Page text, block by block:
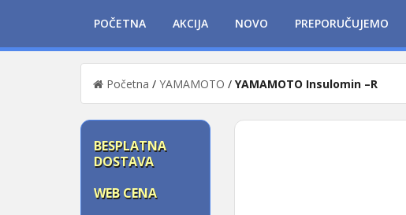
POČETNA AKCIJA NOVO PREPORUČUJEMO
Početna / YAMAMOTO / YAMAMOTO Insulomin –R
BESPLATNA
DOSTAVA
WEB CENA